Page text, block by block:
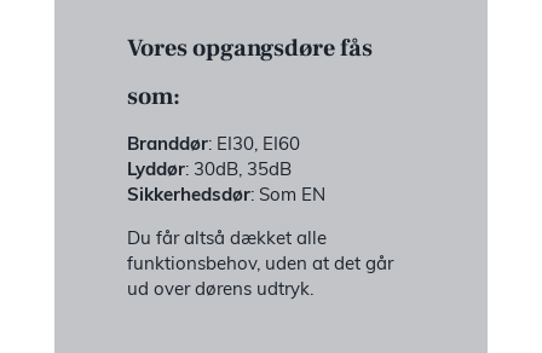
Vores opgangsdøre fås
som:
Branddør: EI30, EI60
Lyddør: 30dB, 35dB
Sikkerhedsdør: Som EN
Du får altså dækket alle
funktionsbehov, uden at det går
ud over dørens udtryk.